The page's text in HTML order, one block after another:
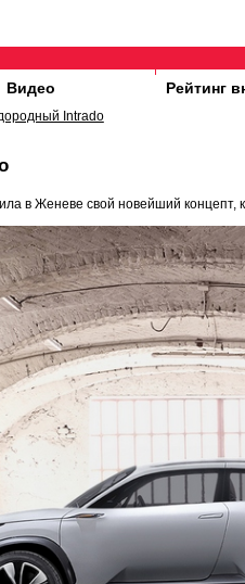
Видео Рейтинг
Intrado
в Женеве свой новейший концепт,